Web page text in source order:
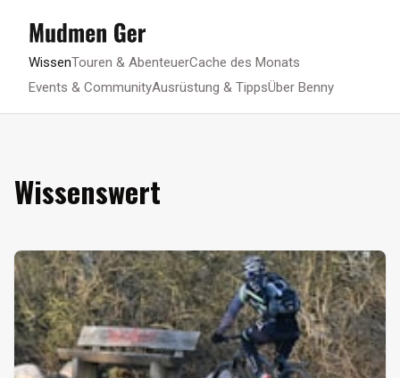
WissenTouren & AbenteuerCache des Monats
Events & CommunityAusrüstung & TippsÜber Benny
Wissenswert